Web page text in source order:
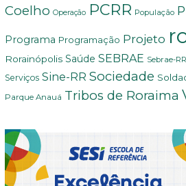
Coelho Operação PCRR População
Programa Programação Projeto
Rorainópolis Saúde SEBRAE Sebrae-RR
Serviços Sine-RR Sociedade
Parque Anauá Tribos de Roraima